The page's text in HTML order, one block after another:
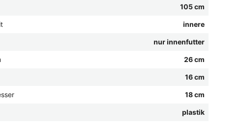
105 cm
innere
nur innenfutter
26 cm
16 cm
18 cm
plastik